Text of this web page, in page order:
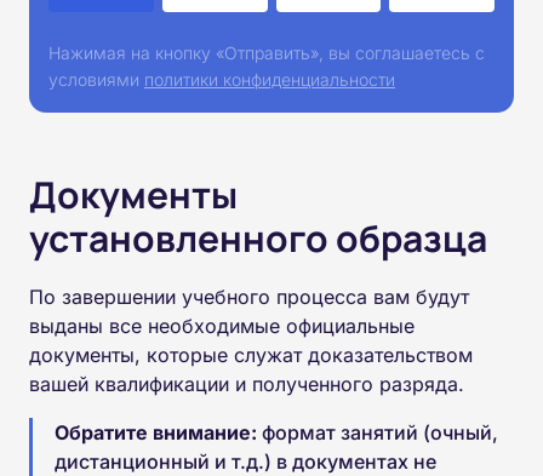
Нажимая на кнопку «Отправить», вы соглашаетесь с
условиями политики конфиденциальности
Документы
установленного образца
По завершении учебного процесса вам будут
выданы все необходимые официальные
документы, которые служат доказательством
вашей квалификации и полученного разряда.
Обратите внимание: формат занятий (очный,
дистанционный и т.д.) в документах не